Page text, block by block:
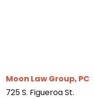
Moon Law Group, PC
725 S. Figueroa St.